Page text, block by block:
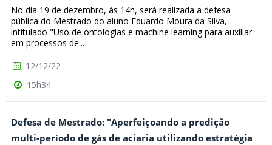
No dia 19 de dezembro, às 14h, será realizada a defesa
pública do Mestrado do aluno Eduardo Moura da Silva,
intitulado "Uso de ontologias e machine learning para auxiliar
em processos de...
12/12/22
15h34
Defesa de Mestrado: "Aperfeiçoando a predição
multi-período de gás de aciaria utilizando estratégia